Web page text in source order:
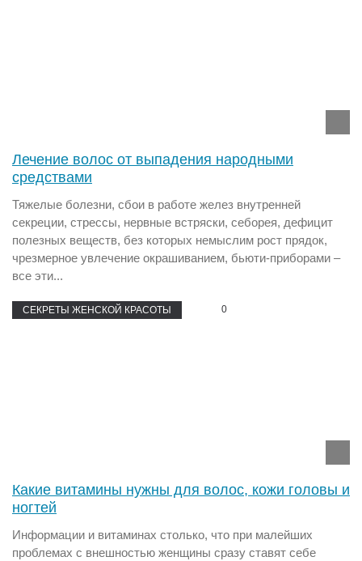
Лечение волос от выпадения народными
средствами
Тяжелые болезни, сбои в работе желез внутренней
секреции, стрессы, нервные встряски, себорея, дефицит
полезных веществ, без которых немыслим рост прядок,
чрезмерное увлечение окрашиванием, бьюти-приборами –
все эти...
СЕКРЕТЫ ЖЕНСКОЙ КРАСОТЫ 0
Какие витамины нужны для волос, кожи головы и
ногтей
Информации и витаминах столько, что при малейших
проблемах с внешностью женщины сразу ставят себе